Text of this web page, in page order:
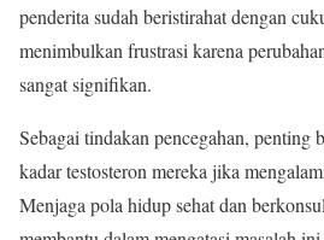
penderita sudah beristirahat dengan
menimbulkan frustrasi karena
sangat signifikan.
Sebagai tindakan pencegahan, penting
kadar testosteron mereka jika
Menjaga pola hidup sehat dan